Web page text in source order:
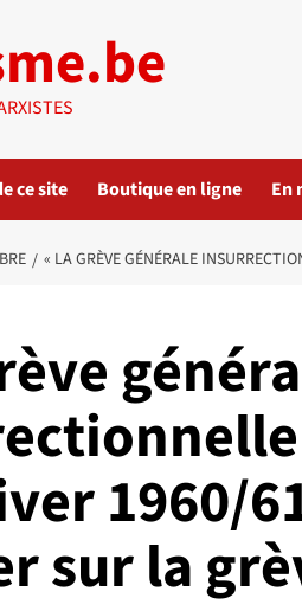
ce site Boutique en ligne En
« LA GRÈVE GÉNÉRALE
1960/
sur la